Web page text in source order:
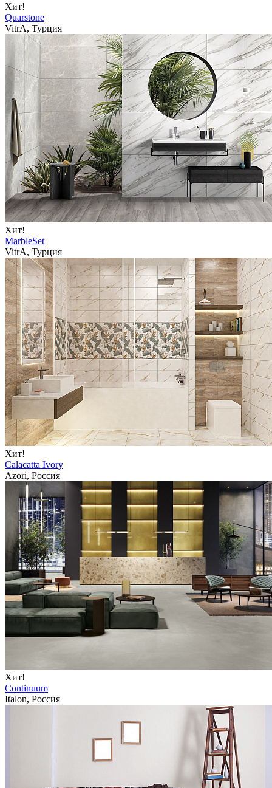
Хит!
Quarstone
VitrA, Турция
Хит!
MarbleSet
VitrA, Турция
Хит!
Calacatta Ivory
Azori, Россия
Хит!
Continuum
Italon, Россия